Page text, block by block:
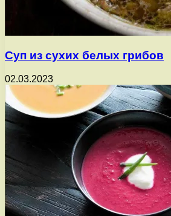
Суп из сухих белых грибов
02.03.2023